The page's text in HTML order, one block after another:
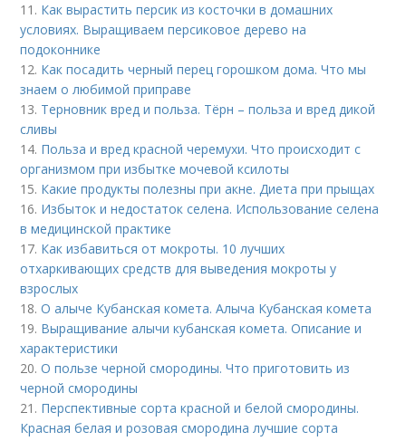
11. Как вырастить персик из косточки в домашних
условиях. Выращиваем персиковое дерево на
подоконнике
12. Как посадить черный перец горошком дома. Что мы
знаем о любимой приправе
13. Терновник вред и польза. Тёрн – польза и вред дикой
сливы
14. Польза и вред красной черемухи. Что происходит с
организмом при избытке мочевой ксилоты
15. Какие продукты полезны при акне. Диета при прыщах
16. Избыток и недостаток селена. Использование селена
в медицинской практике
17. Как избавиться от мокроты. 10 лучших
отхаркивающих средств для выведения мокроты у
взрослых
18.О алыче Кубанская комета. Алыча Кубанская комета
19. Выращивание алычи кубанская комета. Описание и
характеристики
20.О пользе черной смородины. Что приготовить из
черной смородины
21. Перспективные сорта красной и белой смородины.
Красная белая и розовая смородина лучшие сорта